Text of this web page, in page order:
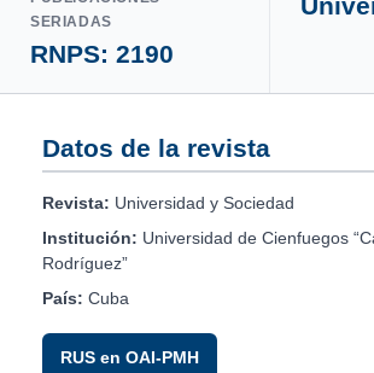
SERIADAS
RNPS: 2190
Datos de la revista
Revista: Universidad y Sociedad
Institución: Universidad de Cienfuegos
Rodríguez”
País: Cuba
RUS en OAI-PMH